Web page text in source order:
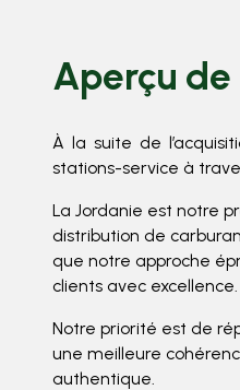
Aperçu de
À la suite de
stations-service à
La Jordanie est notre
distribution de
que notre approche
clients avec excellence.
Notre priorité est de
une meilleure
authentique.